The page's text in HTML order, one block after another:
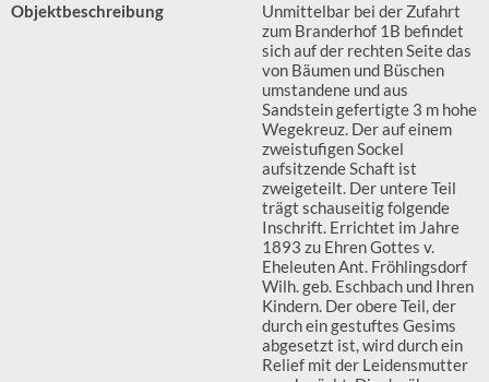
Objektbeschreibung
Unmittelbar bei der Zufahrt
zum Branderhof 1B befindet
sich auf der rechten Seite das
von Bäumen und Büschen
umstandene und aus
Sandstein gefertigte 3 m hohe
Wegekreuz. Der auf einem
zweistufigen Sockel
aufsitzende Schaft ist
zweigeteilt. Der untere Teil
trägt schauseitig folgende
Inschrift. Errichtet im Jahre
1893 zu Ehren Gottes v.
Eheleuten Ant. Fröhlingsdorf
Wilh. geb. Eschbach und Ihren
Kindern. Der obere Teil, der
durch ein gestuftes Gesims
abgesetzt ist, wird durch ein
Relief mit der Leidensmutter